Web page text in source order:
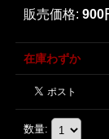
販売価格: 900
在庫わずか
数量: